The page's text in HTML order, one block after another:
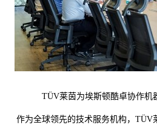
TÜV莱茵为埃斯顿酷卓协作机
作为全球领先的技术服务机构，TÜV